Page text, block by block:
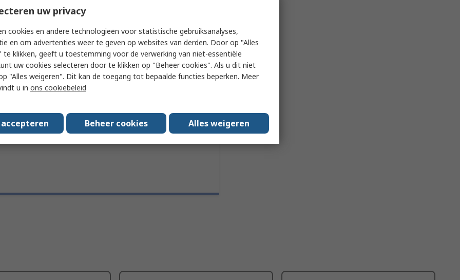
Ersa
Soldering Accessory
Solder Dispenser
No
uw privacy
cookies en andere technologieën voor statistische gebruiksanalyses,
en om advertenties weer te geven op websites van derden. Door op "Alles
te klikken, geeft u toestemming voor de verwerking van niet-essentiële
uw cookies selecteren door te klikken op "Beheer cookies". Als u dit niet
"Alles weigeren". Dit kan de toegang tot bepaalde functies beperken. Meer
u in ons cookiebeleid
Beheer cookies Alles weigeren